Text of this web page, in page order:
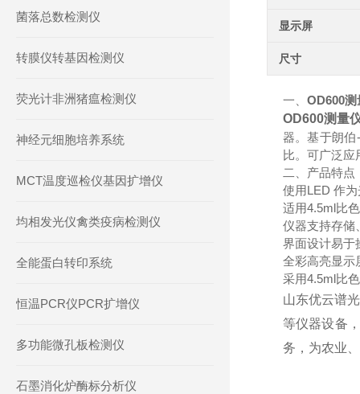
显示屏
尺寸
一、 OD600测
OD600测量
器。基于朗
比。可广泛
二、产品特点
使用LED 作
适用4.5ml比
仪器支持存储
界面设计易于
全彩高亮显示
采用4.5ml比
山东优云谱
等仪器设备
务，为农业
菌落总数检测仪
转膜仪转基因检测仪
荧光计非洲猪瘟检测仪
神经元细胞培养系统
MCT温度巡检仪基因扩增仪
均相发光仪禽类疫病检测仪
全能蛋白转印系统
恒温PCR仪PCR扩增仪
多功能微孔板检测仪
石墨消化炉酶标分析仪